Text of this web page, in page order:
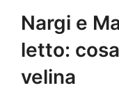
Nargi e
letto:
velina